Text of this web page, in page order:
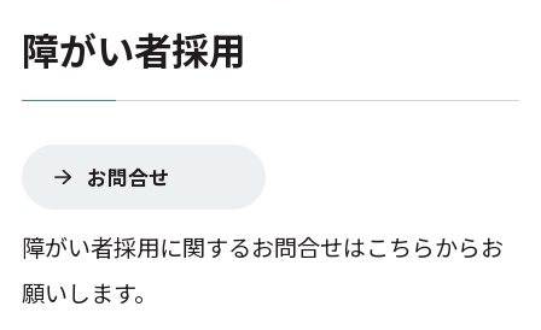
障がい者採用
お問合せ
障がい者採用に関するお問合せはこちらからお
願いします。